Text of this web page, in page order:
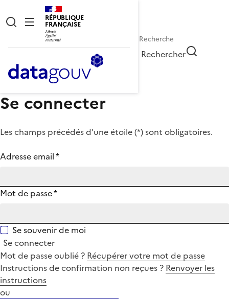
RÉPUBLIQUE
FRANÇAISE
Rechercher
Se connecter
Les champs précédés d'une étoile (*) sont obligatoires.
Adresse email*
Mot de passe*
Se souvenir de moi
Se connecter
Mot de passe oublié ? Récupérer votre mot de passe
Instructions de confirmation non reçues ? Renvoyer les
instructions
ou